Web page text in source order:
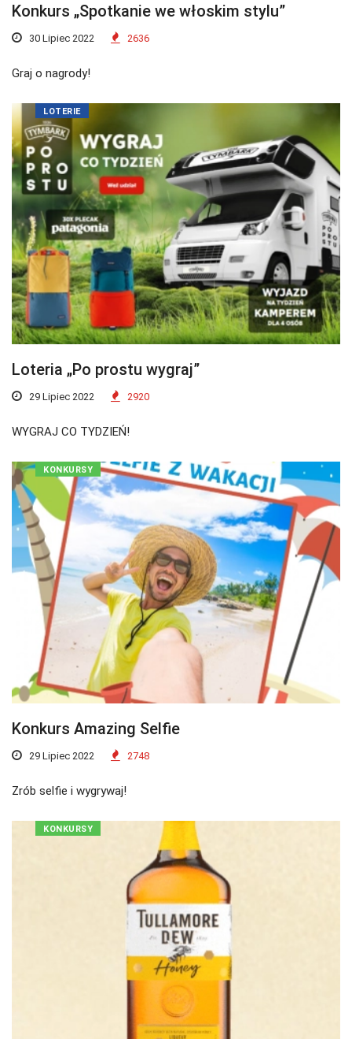
Konkurs „Spotkanie we włoskim stylu”
30 Lipiec 2022 2636
Graj o nagrody!
LOTERIE
Loteria „Po prostu wygraj”
29 Lipiec 2022 2920
WYGRAJ CO TYDZIEŃ!
KONKURSY
Konkurs Amazing Selfie
29 Lipiec 2022 2748
Zrób selfie i wygrywaj!
KONKURSY